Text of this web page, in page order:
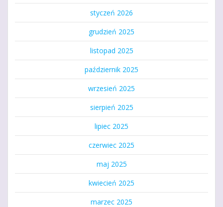
styczeń 2026
grudzień 2025
listopad 2025
październik 2025
wrzesień 2025
sierpień 2025
lipiec 2025
czerwiec 2025
maj 2025
kwiecień 2025
marzec 2025